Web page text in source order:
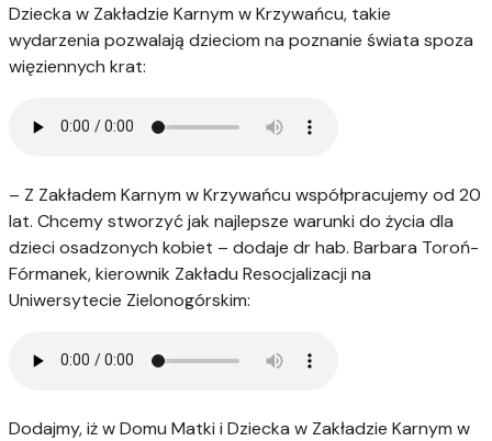
Dziecka w Zakładzie Karnym w Krzywańcu, takie
wydarzenia pozwalają dzieciom na poznanie świata spoza
więziennych krat:
– Z Zakładem Karnym w Krzywańcu współpracujemy od 20
lat. Chcemy stworzyć jak najlepsze warunki do życia dla
dzieci osadzonych kobiet – dodaje dr hab. Barbara Toroń-
Fórmanek, kierownik Zakładu Resocjalizacji na
Uniwersytecie Zielonogórskim:
Dodajmy, iż w Domu Matki i Dziecka w Zakładzie Karnym w